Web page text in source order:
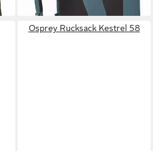
Osprey Rucksack Kestrel 58